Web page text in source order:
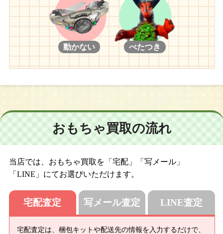
動かない べたつき
おもちゃ買取の流れ
当店では、おもちゃ買取を「宅配」「写メール」
「LINE」にてお選びいただけます。
宅配査定
宅配査定は、梱包キットや配送先の情報を入力するだけで、
写メール査定 LINE査定